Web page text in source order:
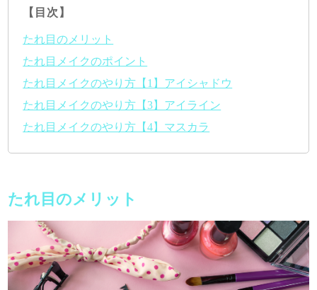
【目次】
たれ目のメリット
たれ目メイクのポイント
たれ目メイクのやり方【1】アイシャドウ
たれ目メイクのやり方【3】アイライン
たれ目メイクのやり方【4】マスカラ
たれ目のメリット